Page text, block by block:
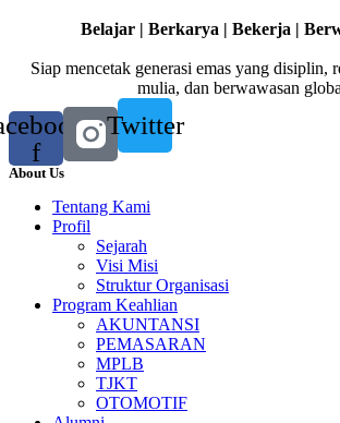
Belajar | Berkarya | Bekerja |
Siap mencetak generasi emas yang disiplin,
mulia, dan berwawasan
f
Twitter
About Us
Tentang Kami
Profil
Sejarah
Visi Misi
Struktur Organisasi
Program Keahlian
AKUNTANSI
PEMASARAN
MPLB
TJKT
OTOMOTIF